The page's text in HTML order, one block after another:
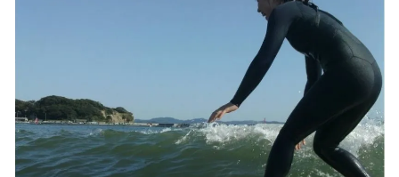
提供元：株式会社西武・プリンスホテルズワールドワイド
この記事は箱根 芦ノ湖畔蛸川温泉 龍宮殿のPR記事です。